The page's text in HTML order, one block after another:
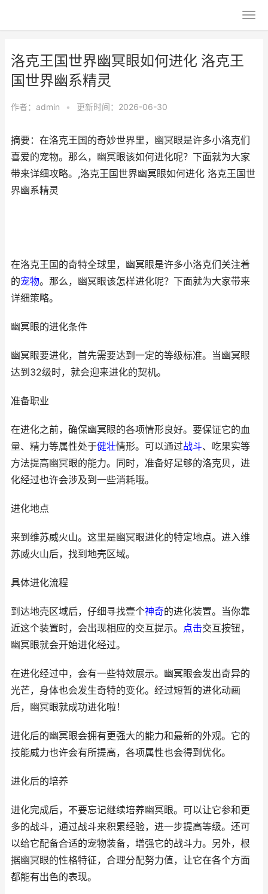
洛克王国世界幽冥眼如何进化 洛克王
国世界幽系精灵
作者： admin • 更新时间：2026-06-30
摘要：在洛克王国的奇妙世界里，幽冥眼是许多小洛克们
喜爱的宠物。那么，幽冥眼该如何进化呢？下面就为大家
带来详细攻略。,洛克王国世界幽冥眼如何进化 洛克王国世
界幽系精灵
在洛克王国的奇特全球里，幽冥眼是许多小洛克们关注着
的宠物。那么，幽冥眼该怎样进化呢？下面就为大家带来
详细策略。
幽冥眼的进化条件
幽冥眼要进化，首先需要达到一定的等级标准。当幽冥眼
达到32级时，就会迎来进化的契机。
准备职业
在进化之前，确保幽冥眼的各项情形良好。要保证它的血
量、精力等属性处于健壮情形。可以通过战斗、吃果实等
方法提高幽冥眼的能力。同时，准备好足够的洛克贝，进
化经过也许会涉及到一些消耗哦。
进化地点
来到维苏威火山。这里是幽冥眼进化的特定地点。进入维
苏威火山后，找到地壳区域。
具体进化流程
到达地壳区域后，仔细寻找壹个神奇的进化装置。当你靠
近这个装置时，会出现相应的交互提示。
点击交互按钮，
幽冥眼就会开始进化经过。
在进化经过中，会有一些特效展示。幽冥眼会发出奇异的
光芒，身体也会发生奇特的变化。经过短暂的进化动画
后，幽冥眼就成功进化啦！
进化后的幽冥眼会拥有更强大的能力和最新的外观。它的
技能威力也许会有所提高，各项属性也会得到优化。
进化后的培养
进化完成后，不要忘记继续培养幽冥眼。可以让它参和更
多的战斗，通过战斗来积累经验，进一步提高等级。还可
以给它配备合适的宠物装备，增强它的战斗力。另外，根
据幽冥眼的性格特征，合理分配努力值，让它在各个方面
都能有出色的表现。